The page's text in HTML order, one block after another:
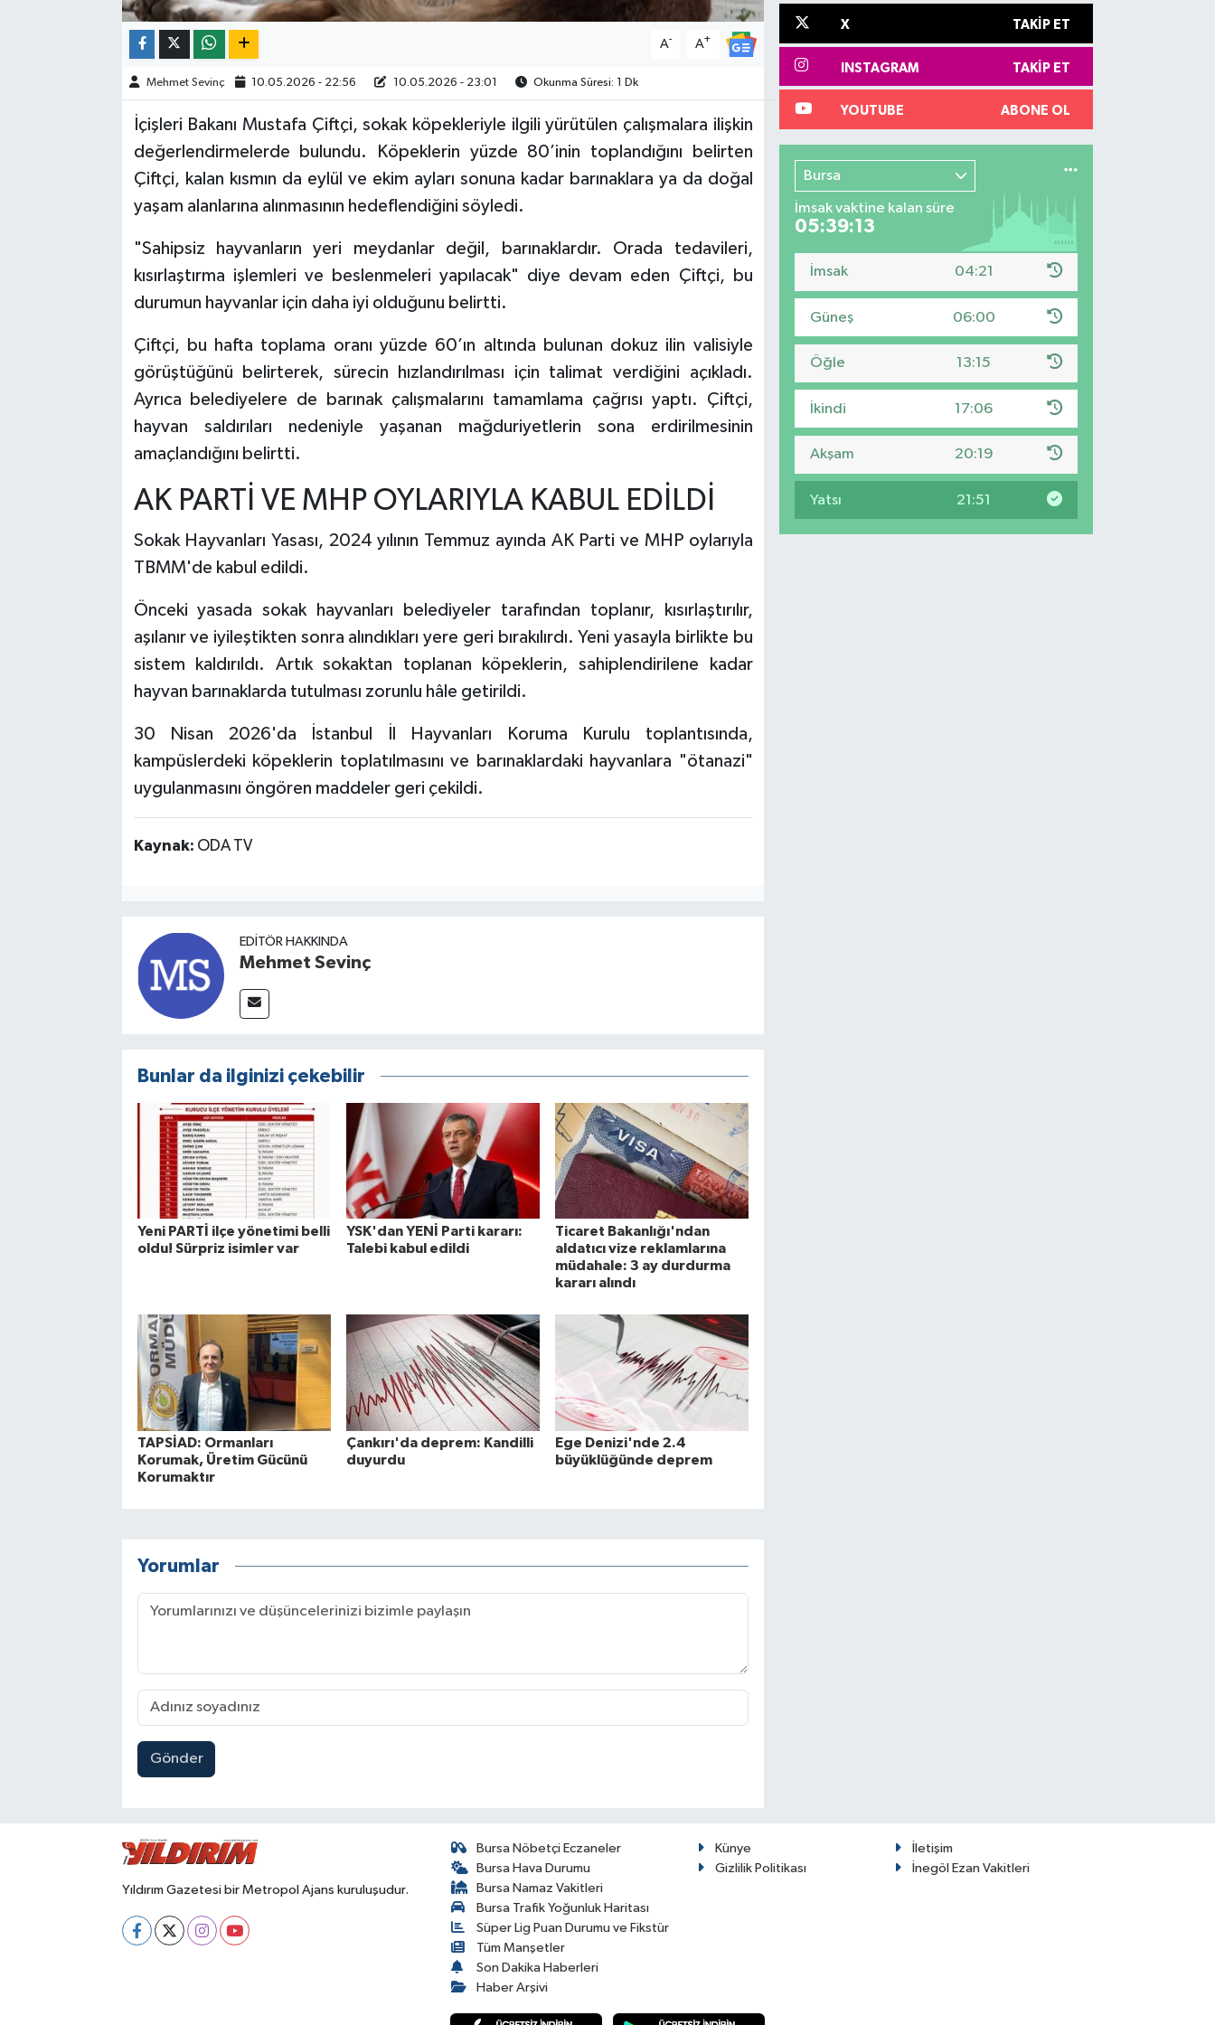
A- A+
Mehmet Sevinç 10.05.2026 - 22:56 10.05.2026 - 23:01 Okunma Süresi: 1 Dk
İçişleri Bakanı Mustafa Çiftçi, sokak köpekleriyle ilgili yürütülen çalışmalara ilişkin
değerlendirmelerde bulundu. Köpeklerin yüzde 80’inin toplandığını belirten
Çiftçi, kalan kısmın da eylül ve ekim ayları sonuna kadar barınaklara ya da doğal
yaşam alanlarına alınmasının hedeflendiğini söyledi.
"Sahipsiz hayvanların yeri meydanlar değil, barınaklardır. Orada tedavileri,
kısırlaştırma işlemleri ve beslenmeleri yapılacak" diye devam eden Çiftçi, bu
durumun hayvanlar için daha iyi olduğunu belirtti.
Çiftçi, bu hafta toplama oranı yüzde 60’ın altında bulunan dokuz ilin valisiyle
görüştüğünü belirterek, sürecin hızlandırılması için talimat verdiğini açıkladı.
Ayrıca belediyelere de barınak çalışmalarını tamamlama çağrısı yaptı. Çiftçi,
hayvan saldırıları nedeniyle yaşanan mağduriyetlerin sona erdirilmesinin
amaçlandığını belirtti.
AK PARTİ VE MHP OYLARIYLA KABUL EDİLDİ
Sokak Hayvanları Yasası, 2024 yılının Temmuz ayında AK Parti ve MHP oylarıyla
TBMM'de kabul edildi.
Önceki yasada sokak hayvanları belediyeler tarafından toplanır, kısırlaştırılır,
aşılanır ve iyileştikten sonra alındıkları yere geri bırakılırdı. Yeni yasayla birlikte bu
sistem kaldırıldı. Artık sokaktan toplanan köpeklerin, sahiplendirilene kadar
hayvan barınaklarda tutulması zorunlu hâle getirildi.
30 Nisan 2026'da İstanbul İl Hayvanları Koruma Kurulu toplantısında,
kampüslerdeki köpeklerin toplatılmasını ve barınaklardaki hayvanlara "ötanazi"
uygulanmasını öngören maddeler geri çekildi.
Kaynak: ODA TV
EDITÖR HAKKINDA
Mehmet Sevinç
Bunlar da ilginizi çekebilir
Yeni PARTİ ilçe yönetimi belli
oldu! Sürpriz isimler var
YSK'dan YENİ Parti kararı:
Talebi kabul edildi
Ticaret Bakanlığı'ndan
aldatıcı vize reklamlarına
müdahale: 3 ay durdurma
kararı alındı
TAPSİAD: Ormanları
Korumak, Üretim Gücünü
Korumaktır
Çankırı'da deprem: Kandilli
duyurdu
Ege Denizi'nde 2.4
büyüklüğünde deprem
Yorumlar
Gönder
X TAKIP ET
INSTAGRAM TAKIP ET
YOUTUBE ABONE OL
Bursa
İmsak vaktine kalan süre
05:39:12
İmsak 04:21
Güneş 06:00
Öğle 13:15
İkindi 17:06
Akşam 20:19
Yatsı 21:51
Yıldırım Gazetesi bir Metropol Ajans kuruluşudur.
Bursa Nöbetçi Eczaneler
Bursa Hava Durumu
Bursa Namaz Vakitleri
Bursa Trafik Yoğunluk Haritası
Süper Lig Puan Durumu ve Fikstür
Tüm Manşetler
Son Dakika Haberleri
Haber Arşivi
Künye
İletişim
Gizlilik Politikası
İnegöl Ezan Vakitleri